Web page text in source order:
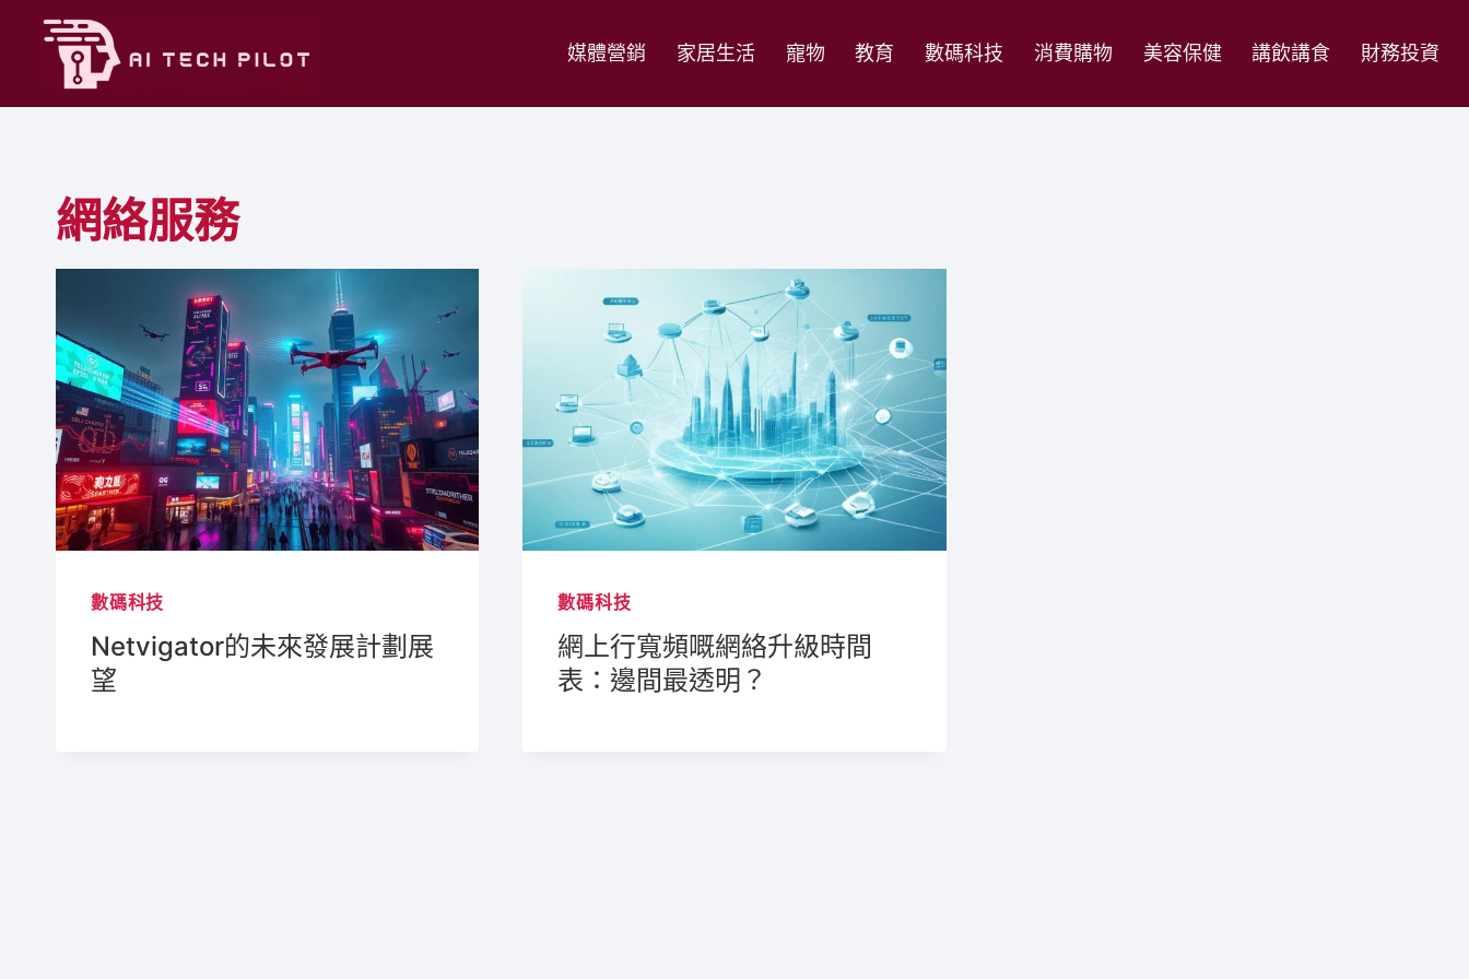
content
媒體營銷 家居生活 寵物 教育 數碼科技 消費購物 美容保健 講飲講食 財務投資
網絡服務
數碼科技
Netvigator的未來發展計劃展
望
數碼科技
網上行寬頻嘅網絡升級時間
表：邊間最透明？